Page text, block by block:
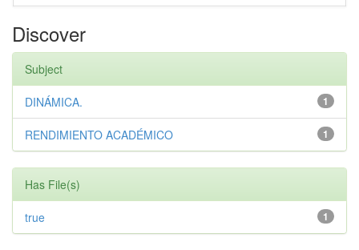
Discover
Subject
1
DINÁMICA.
1
RENDIMIENTO ACADÉMICO
Has File(s)
1
true